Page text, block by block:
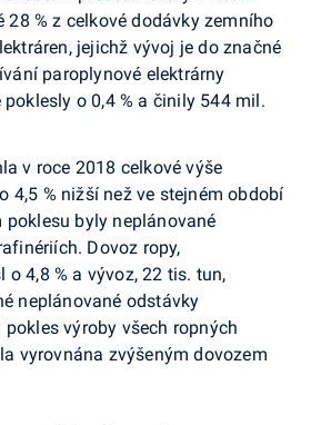
% z celkové dodávky zemního
jejichž vývoj je do značné
paroplynové elektrárny
poklesly o 0,4 % a činily 544 mil.
v roce 2018 celkové výše
4,5 % nižší než ve stejném období
poklesu byly neplánované
Dovoz ropy,
o 4,8 % a vývoz, 22 tis. tun,
neplánované odstávky
výroby všech ropných
vyrovnána zvýšeným dovozem